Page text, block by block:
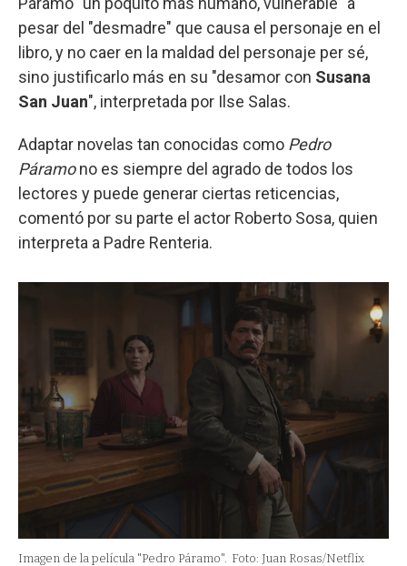
pesar del "desmadre" que causa el personaje en el
libro, y no caer en la maldad del personaje per sé,
sino justificarlo más en su "desamor con Susana
San Juan", interpretada por Ilse Salas.
Adaptar novelas tan conocidas como Pedro
Páramono es siempre del agrado de todos los
lectores y puede generar ciertas reticencias,
comentó por su parte el actor Roberto Sosa, quien
interpreta a Padre Renteria.
Imagen de la película "Pedro Páramo". Foto: Juan Rosas/Netflix